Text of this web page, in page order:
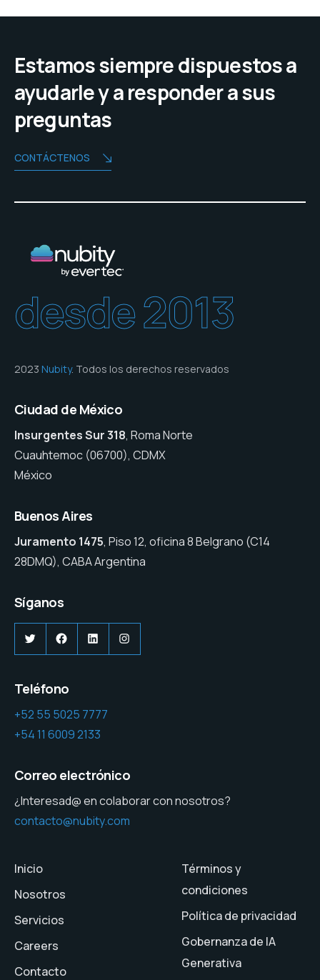
Estamos siempre dispuestos a
ayudarle y a responder a sus
preguntas
CONTÁCTENOS
desde 2013
2023 Nubity. Todos los derechos reservados
Ciudad de México
Insurgentes Sur 318, Roma Norte
Cuauhtemoc (06700), CDMX
México
Buenos Aires
Juramento 1475, Piso 12, oficina 8 Belgrano (C14
28DMQ), CABA Argentina
Síganos
TwitterFacebook
LinkedInInstagram
Teléfono
+52 55 5025 7777
+54 11 6009 2133
Correo electrónico
¿Interesad@ en colaborar con nosotros?
contacto@nubity.com
Inicio
Nosotros
Servicios
Careers
Contacto
Términos y
condiciones
Política de privacidad
Gobernanza de IA
Generativa